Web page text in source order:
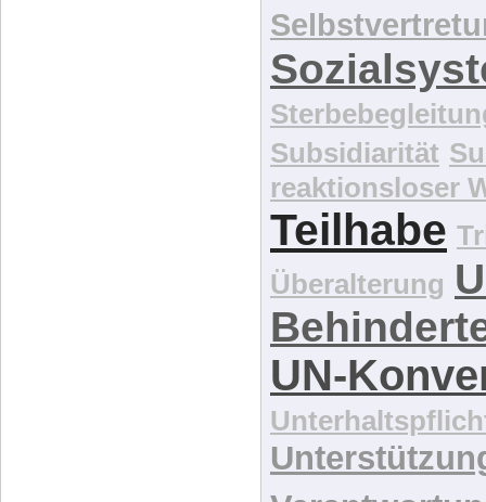
Subsidiarität
reaktionsloser
Teilhabe
Überalterung
UN-